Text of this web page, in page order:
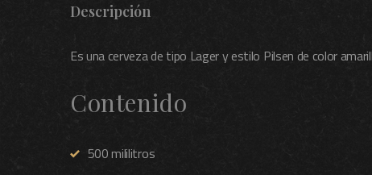
Descripción
Es una cerveza de tipo Lager y estilo Pilsen de color
Contenido
500 mililitros